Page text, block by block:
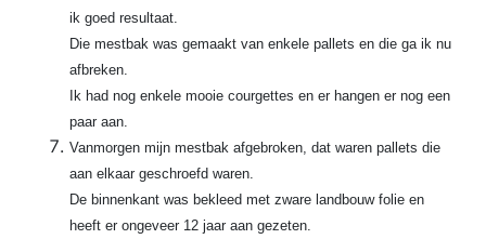
ik goed resultaat.
Die mestbak was gemaakt van enkele pallets en die ga ik nu
afbreken.
Ik had nog enkele mooie courgettes en er hangen er nog een
paar aan.
Vanmorgen mijn mestbak afgebroken, dat waren pallets die
aan elkaar geschroefd waren.
De binnenkant was bekleed met zware landbouw folie en
heeft er ongeveer 12 jaar aan gezeten.